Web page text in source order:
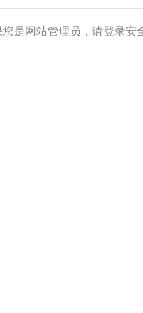
您是网站管理员，请登录安